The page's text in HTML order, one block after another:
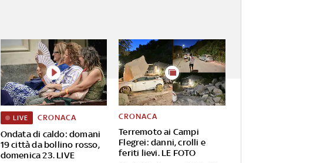
Ondata di caldo: domani
19 città da bollino rosso,
domenica 23. LIVE
LIVE CRONACA
Terremoto ai Campi
Flegrei: danni, crolli e
feriti lievi. LE FOTO
CRONACA